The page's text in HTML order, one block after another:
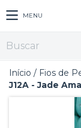
MENU
Início / Fios de
J12A - Jade